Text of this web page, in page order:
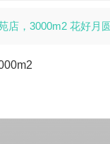
店，3000m2 花好月